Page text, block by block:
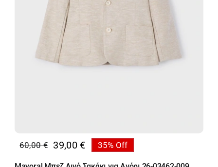
60,00€
Original
price
39,00 €
Η
τρέχουσα
35% Off